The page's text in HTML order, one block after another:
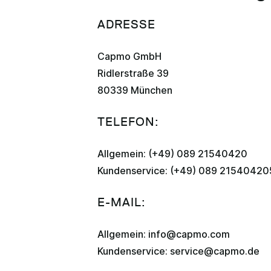
ADRESSE
Capmo GmbH
Ridlerstraße 39
80339 München
TELEFON:
Allgemein: (+49) 089 21540420
Kundenservice: (+49) 089
E-MAIL:
Allgemein: info@capmo.com
Kundenservice: service@capmo.de